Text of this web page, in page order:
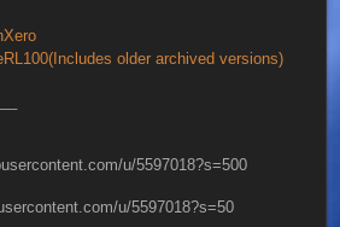
older archived versions)
u/5597018?s=500
u/5597018?s=50